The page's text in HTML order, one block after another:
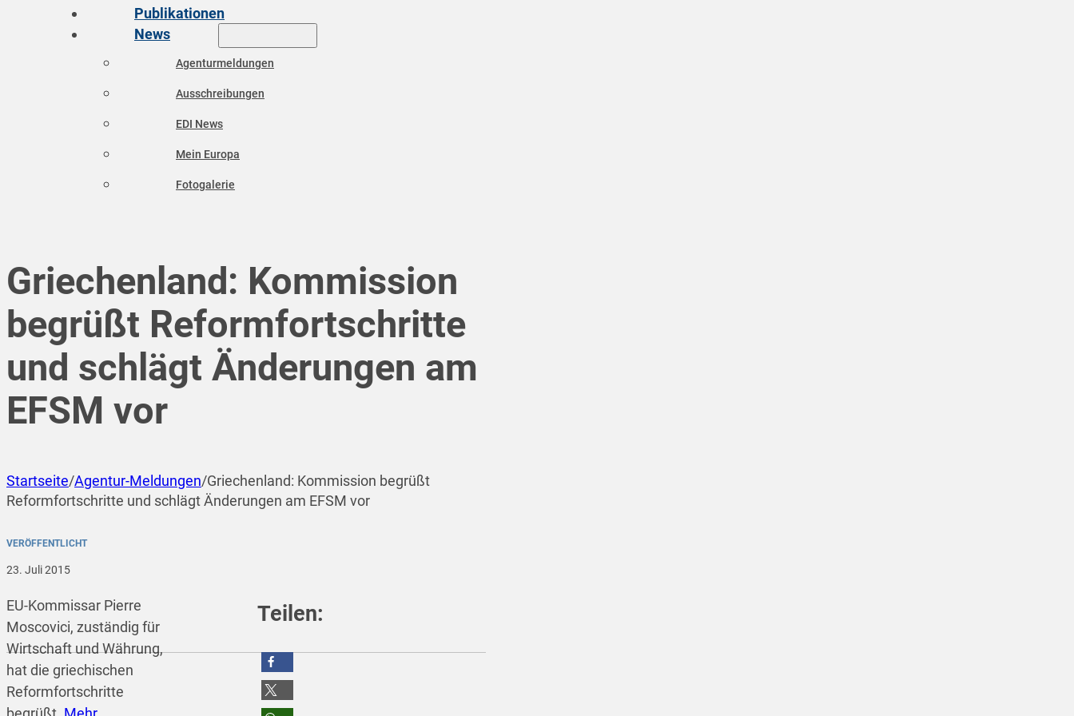
Publikationen
News
Agenturmeldungen
Ausschreibungen
EDI News
Mein Europa
Fotogalerie
Griechenland: Kommission
begrüßt Reformfortschritte
und schlägt Änderungen am
EFSM vor
Startseite/Agentur-Meldungen/Griechenland: Kommission begrüßt
Reformfortschritte und schlägt Änderungen am EFSM vor
VERÖFFENTLICHT
23. Juli 2015
EU-Kommissar Pierre
Moscovici, zuständig für
Wirtschaft und Währung,
hat die griechischen
Reformfortschritte
Teilen:
teilen